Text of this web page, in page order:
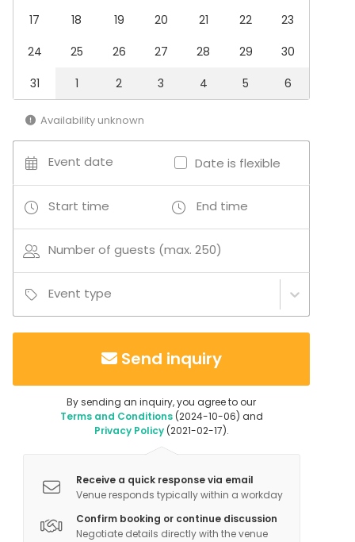
Hall
17
18 19 20 21 22
23
24
25 26 27 28 29
30
31
1 2 3 4 5 6
Availability unknown
Event date Date is flexible
Start time End time
Number of guests (max. 250)
Event type
Send inquiry
By sending an inquiry, you agree to our
Terms and Conditions(2024-10-06) and
Privacy Policy(2021-02-17).
Receive a quick response via email
Venue responds typically within a workday
Confirm booking or continue discussion
Negotiate details directly with the venue